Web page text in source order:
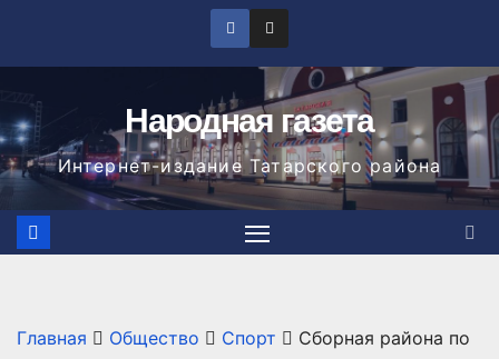
Народная газета
Интернет-издание Татарского района
Главная Общество Спорт
Сборная района по